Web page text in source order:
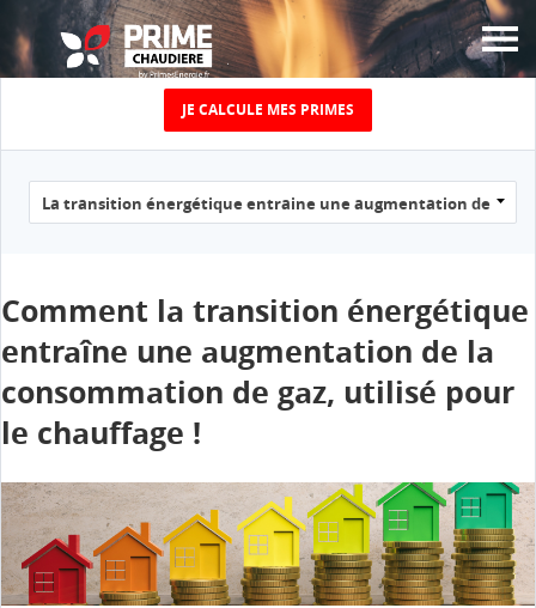
JUSQU’À 5000€ DE
PRIME
POUR LE
REMPLACEMENT DE
VOTRE VIEILLE
CHAUDIÈRE !
Calculez le montant de votre prime chaudière
JE CALCULE MES PRIMES
Comment la transition énergétique
entraîne une augmentation de la
consommation de gaz, utilisé pour
le chauffage !